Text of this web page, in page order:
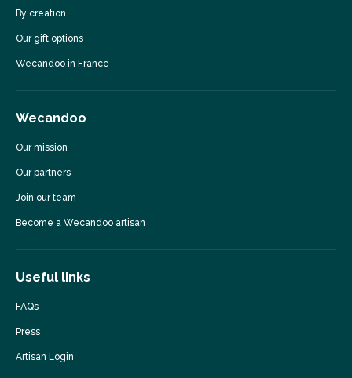
By creation
Our gift options
Wecandoo in France
Wecandoo
Our mission
Our partners
Join our team
Become a Wecandoo artisan
Useful links
FAQs
Press
Artisan Login